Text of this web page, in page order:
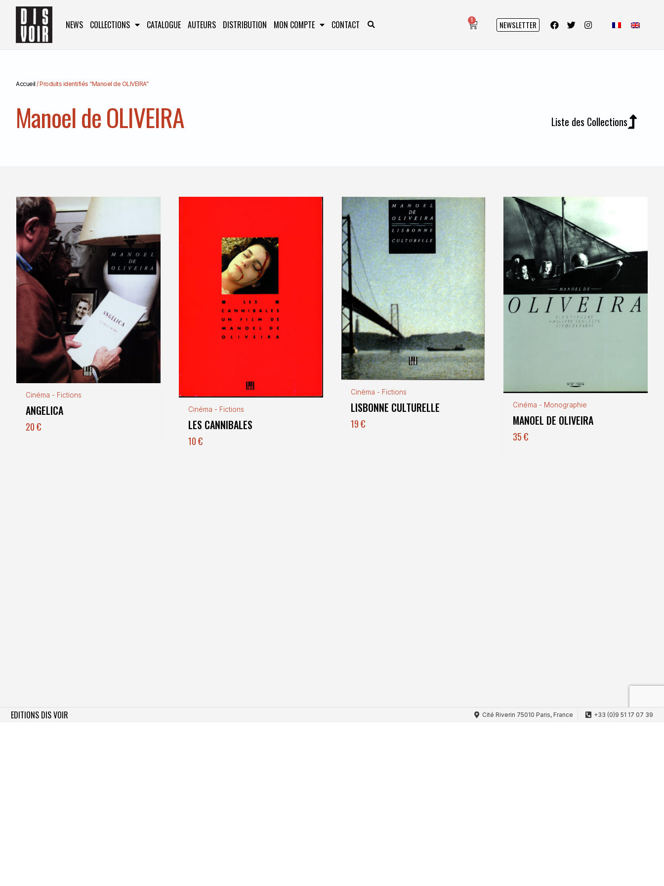
NEWS COLLECTIONS CATALOGUE AUTEURS DISTRIBUTION MON COMPTE CONTACT 1 NEWSLETTER
Accueil / Produits identifiés “Manoel de OLIVEIRA”
Manoel de OLIVEIRA Liste des Collections
Cinéma - Fictions
ANGELICA
20€
Cinéma - Fictions
LES CANNIBALES
10€
Cinéma - Fictions
LISBONNE CULTURELLE
19€
Cinéma - Monographie
MANOEL DE OLIVEIRA
35€
EDITIONS DIS VOIR Cité Riverin 75010 Paris, France +33 (0)9 51 17 07 39